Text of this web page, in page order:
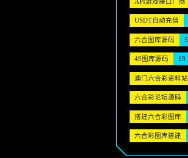
USDT自动充值
六合图库源码 5
49图库源码 19
澳门六合彩资料站
六合彩论坛源码
搭建六合彩图库
六合彩图库搭建